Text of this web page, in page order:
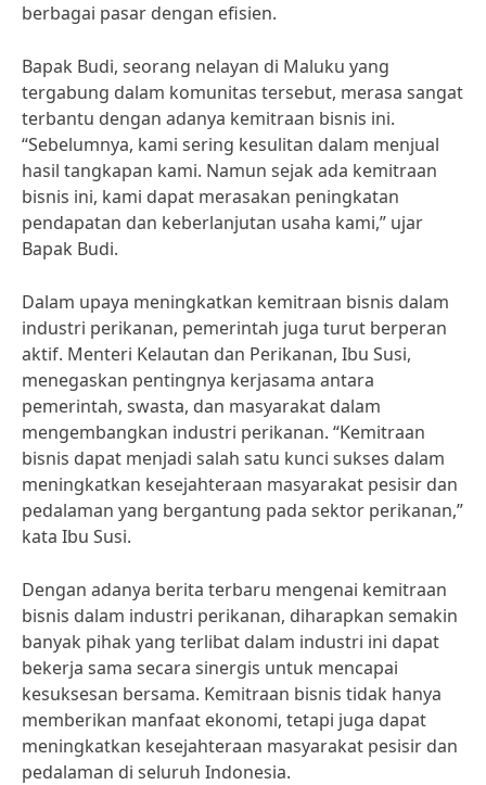
berbagai pasar dengan efisien.
Bapak Budi, seorang nelayan di Maluku yang
tergabung dalam komunitas tersebut, merasa sangat
terbantu dengan adanya kemitraan bisnis ini.
“Sebelumnya, kami sering kesulitan dalam menjual
hasil tangkapan kami. Namun sejak ada kemitraan
bisnis ini, kami dapat merasakan peningkatan
pendapatan dan keberlanjutan usaha kami,” ujar
Bapak Budi.
Dalam upaya meningkatkan kemitraan bisnis dalam
industri perikanan, pemerintah juga turut berperan
aktif. Menteri Kelautan dan Perikanan, Ibu Susi,
menegaskan pentingnya kerjasama antara
pemerintah, swasta, dan masyarakat dalam
mengembangkan industri perikanan. “Kemitraan
bisnis dapat menjadi salah satu kunci sukses dalam
meningkatkan kesejahteraan masyarakat pesisir dan
pedalaman yang bergantung pada sektor perikanan,”
kata Ibu Susi.
Dengan adanya berita terbaru mengenai kemitraan
bisnis dalam industri perikanan, diharapkan semakin
banyak pihak yang terlibat dalam industri ini dapat
bekerja sama secara sinergis untuk mencapai
kesuksesan bersama. Kemitraan bisnis tidak hanya
memberikan manfaat ekonomi, tetapi juga dapat
meningkatkan kesejahteraan masyarakat pesisir dan
pedalaman di seluruh Indonesia.